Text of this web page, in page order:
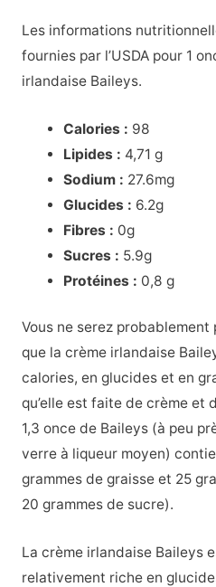
Les informations
fournies par l’USDA pour 1
irlandaise Baileys.
Calories : 98
Lipides : 4,71 g
Sodium : 27.6mg
Glucides : 6.2g
Fibres : 0g
Sucres : 5.9g
Protéines : 0,8 g
Vous ne serez probablement
que la crème irlandaise
calories, en glucides et en
qu’elle est faite de crème et
1,3 once de Baileys (à peu
verre à liqueur moyen)
grammes de graisse et 25
20 grammes de sucre).
La crème irlandaise Baileys
relativement riche en